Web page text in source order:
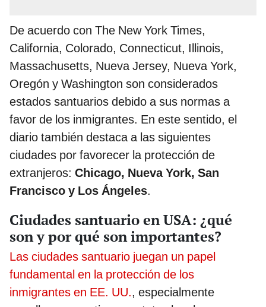
De acuerdo con The New York Times,
California, Colorado, Connecticut, Illinois,
Massachusetts, Nueva Jersey, Nueva York,
Oregón y Washington son considerados
estados santuarios debido a sus normas a
favor de los inmigrantes. En este sentido, el
diario también destaca a las siguientes
ciudades por favorecer la protección de
extranjeros: Chicago, Nueva York, San
Francisco y Los Ángeles.
Ciudades santuario en USA: ¿qué
son y por qué son importantes?
Las ciudades santuario juegan un papel
fundamental en la protección de los
inmigrantes en EE. UU., especialmente